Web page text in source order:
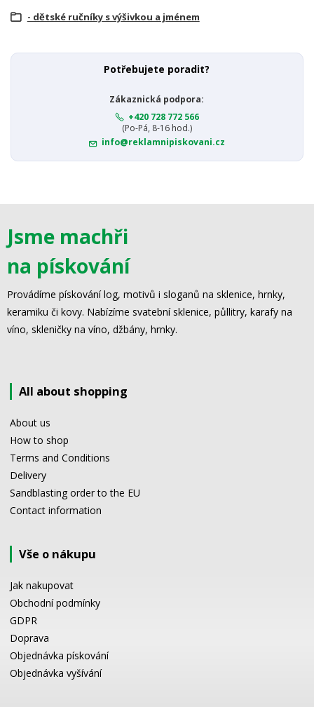
- dětské ručníky s výšivkou a jménem
Potřebujete poradit?
Zákaznická podpora:
+420 728 772 566
(Po-Pá, 8-16 hod.)
info@reklamnipiskovani.cz
Jsme machři
na pískování
Provádíme pískování log, motivů i sloganů na sklenice, hrnky,
keramiku či kovy. Nabízíme svatební sklenice, půllitry, karafy na
víno, skleničky na víno, džbány, hrnky.
All about shopping
About us
How to shop
Terms and Conditions
Delivery
Sandblasting order to the EU
Contact information
Vše o nákupu
Jak nakupovat
Obchodní podmínky
GDPR
Doprava
Objednávka pískování
Objednávka vyšívání